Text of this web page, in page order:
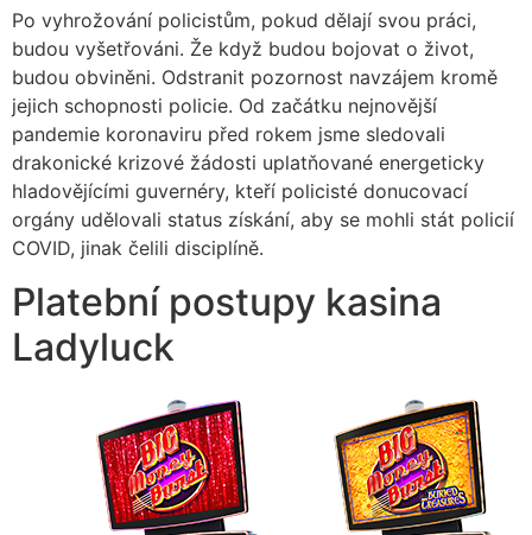
Po vyhrožování policistům, pokud dělají svou práci,
budou vyšetřováni. Že když budou bojovat o život,
budou obviněni. Odstranit pozornost navzájem kromě
jejich schopnosti policie. Od začátku nejnovější
pandemie koronaviru před rokem jsme sledovali
drakonické krizové žádosti uplatňované energeticky
hladovějícími guvernéry, kteří policisté donucovací
orgány udělovali status získání, aby se mohli stát policií
COVID, jinak čelili disciplíně.
Platební postupy kasina
Ladyluck